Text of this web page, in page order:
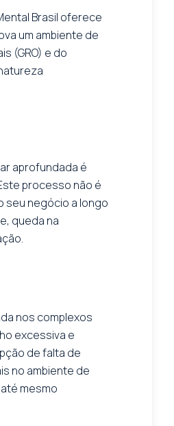
Brasil oferece
um ambiente de
(GRO) e do
aprofundada é
processo não é
seu negócio a longo
queda na
nos complexos
excessiva e
de falta de
no ambiente de
mesmo